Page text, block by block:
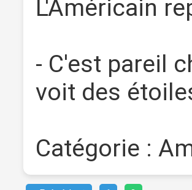
L'Américain
- C'est pareil
voit des
Catégorie :